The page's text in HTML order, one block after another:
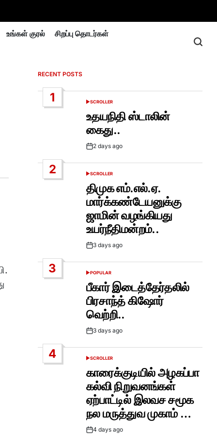
உங்கள் குரல் சிறப்பு தொடர்கள்
RECENT POSTS
1
POSTED
SCROLLER
உதயநிதி ஸ்டாலின்
கைது..
Post2 days ago
2
POSTED
SCROLLER
திமுக எம்.எல்.ஏ.
மார்க்கண்டேயனுக்கு
ஜாமின் வழங்கியது
உயர்நீதிமன்றம்..
Post3 days ago
3
POSTED
POPULAR
பீகார் இடைத்தேர்தலில்
பிரசாந்த் கிஷோர்
வெற்றி..
Post3 days ago
4
POSTED
SCROLLER
காரைக்குடியில் அழகப்பா
கல்வி நிறுவனங்கள்
ஏற்பாட்டில் இலவச சமூக
நல மருத்துவ முகாம் …
Post4 days ago